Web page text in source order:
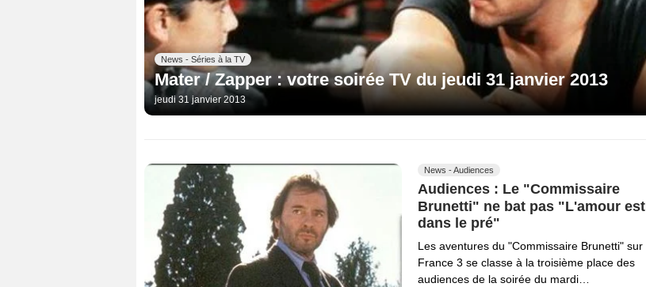
News - Séries à la TV
Mater / Zapper : votre soirée TV du jeudi 31 janvier 2013
jeudi 31 janvier 2013
News - Audiences
Audiences : Le "Commissaire
Brunetti" ne bat pas "L'amour est
dans le pré"
Les aventures du "Commissaire Brunetti" sur
France 3 se classe à la troisième place des
audiences de la soirée du mardi…